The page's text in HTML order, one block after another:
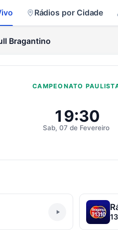
Rádios por Cidade
Bragantino
CAMPEONATO
Bragantino Ao
19:30
Sab, 07 de Fevereiro